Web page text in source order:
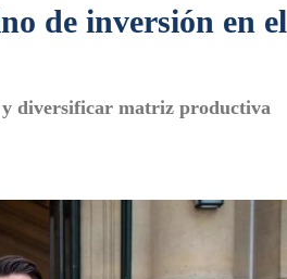
de inversión en el
y diversificar matriz productiva